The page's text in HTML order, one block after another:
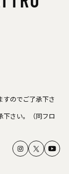
のでご了承下さ
さい。（同フロ